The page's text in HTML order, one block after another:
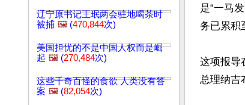
辽宁原书记王珉两会驻地喝茶时
被捕 🖼️ (470,844次)
美国担忧的不是中国人权而是崛
起 🖼️ (270,484次)
这些千奇百怪的食欲 人类没有答
案 🖼️ (82,054次)
是“一马
务已累积
这项报导
总理纳吉